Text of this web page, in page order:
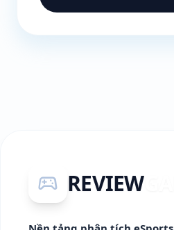
sports_esports REVIEW